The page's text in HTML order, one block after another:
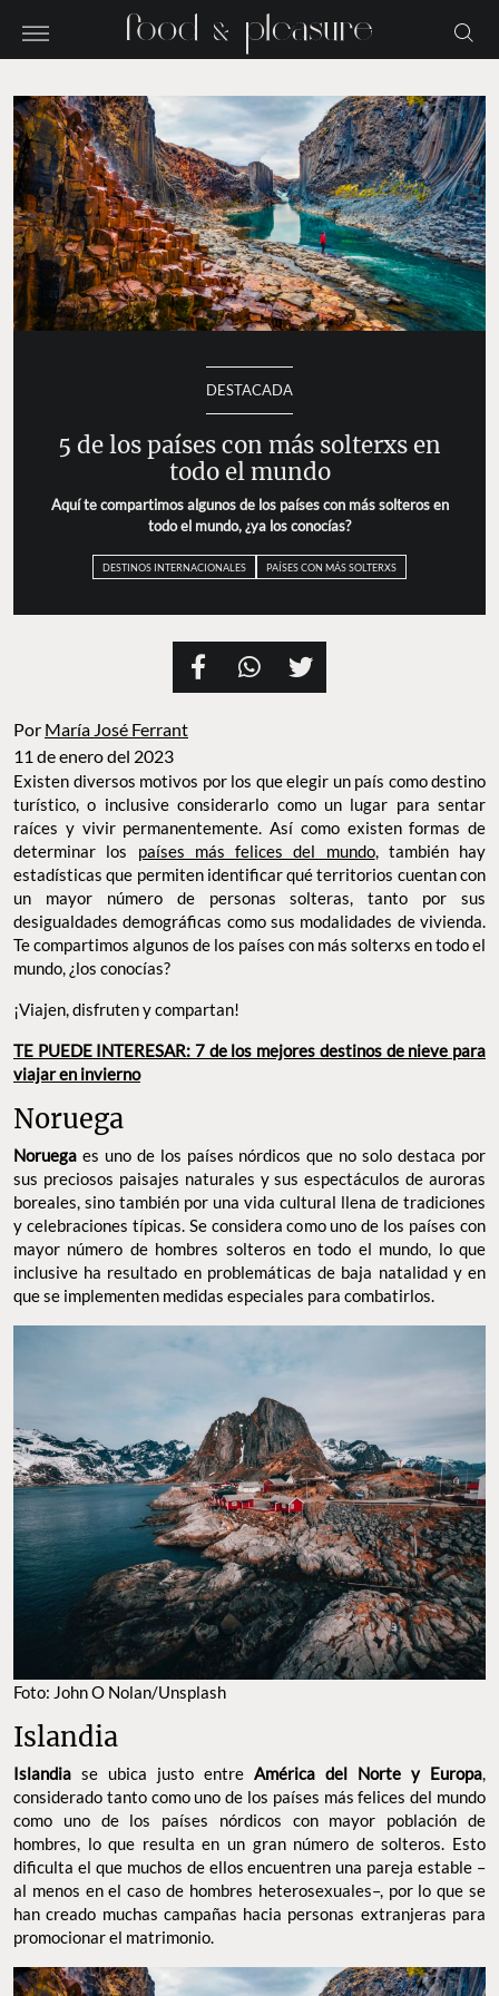
DESTACADA
5 de los países con más solterxs en
todo el mundo
Aquí te compartimos algunos de los países con más solteros en
todo el mundo, ¿ya los conocías?
DESTINOS INTERNACIONALES PAÍSES CON MÁS SOLTERXS
Por María José Ferrant
11 de enero del 2023
Existen diversos motivos por los que elegir un país como destino
turístico, o inclusive considerarlo como un lugar para sentar
raíces y vivir permanentemente. Así como existen formas de
determinar los países más felices del mundo, también hay
estadísticas que permiten identificar qué territorios cuentan con
un mayor número de personas solteras, tanto por sus
desigualdades demográficas como sus modalidades de vivienda.
Te compartimos algunos de los países con más solterxs en todo el
mundo, ¿los conocías?
¡Viajen, disfruten y compartan!
TE PUEDE INTERESAR: 7 de los mejores destinos de nieve para
viajar en invierno
Noruega
Noruega es uno de los países nórdicos que no solo destaca por
sus preciosos paisajes naturales y sus espectáculos de auroras
boreales, sino también por una vida cultural llena de tradiciones
y celebraciones típicas. Se considera como uno de los países con
mayor número de hombres solteros en todo el mundo, lo que
inclusive ha resultado en problemáticas de baja natalidad y en
que se implementen medidas especiales para combatirlos.
Foto: John O Nolan/Unsplash
Islandia
Islandia se ubica justo entre América del Norte y Europa,
considerado tanto como uno de los países más felices del mundo
como uno de los países nórdicos con mayor población de
hombres, lo que resulta en un gran número de solteros. Esto
dificulta el que muchos de ellos encuentren una pareja estable –
al menos en el caso de hombres heterosexuales–, por lo que se
han creado muchas campañas hacia personas extranjeras para
promocionar el matrimonio.